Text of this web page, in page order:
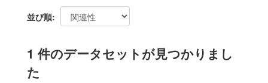
並び順
1 件のデータセットが見つかりまし
た